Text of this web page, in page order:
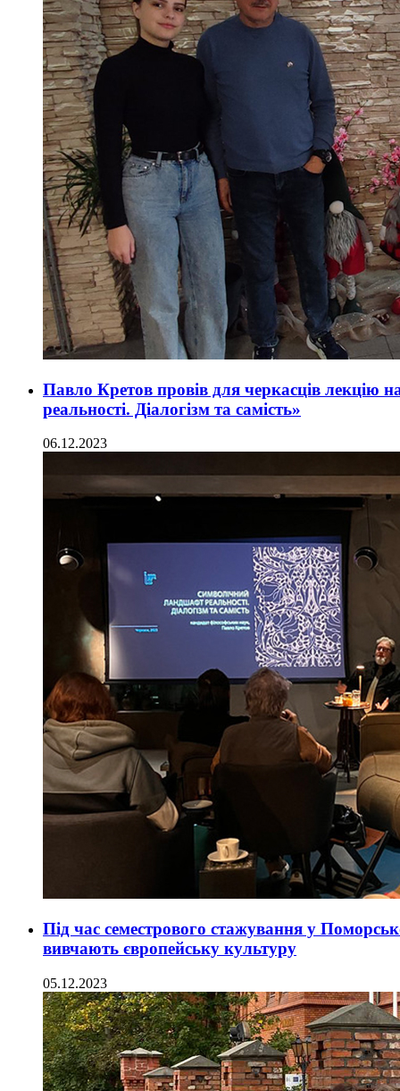
Павло Кретов провів для черкасців лекцію
реальності. Діалогізм та самість»
06.12.2023
Під час семестрового стажування у
вивчають європейську культуру
05.12.2023